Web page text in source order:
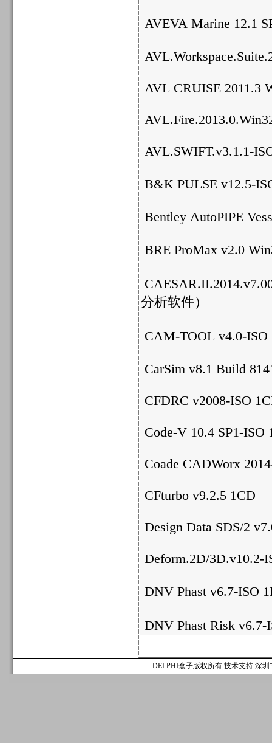
AVEVA Marine 12.1
AVL CRUISE 2011.3
AVL.SWIFT.v3.1.1-
B&K PULSE v12.5-
Bentley AutoPIPE
BRE ProMax v2.0
分析软件）
CAM-TOOL v4.0-
CarSim v8.1 Build
CFDRC v2008-ISO
Code-V 10.4 SP1-ISO
Coade CADWorx
CFturbo v9.2.5 1CD
Design Data SDS/2
Deform.2D/3D.v10.2-
DNV Phast v6.7-ISO
DNV Phast Risk
DELPHI盒子版权所有 技术支持:深